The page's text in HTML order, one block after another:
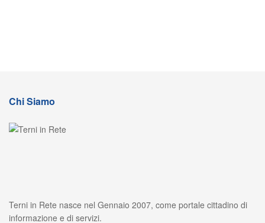
Chi Siamo
Terni in Rete nasce nel Gennaio 2007, come portale cittadino di
informazione e di servizi.